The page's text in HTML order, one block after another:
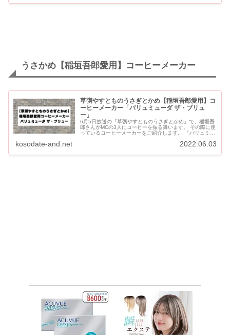
うさかめ【稲垣吾郎愛用】コーヒーメーカー
草彅やすとものうさぎとかめ【稲垣吾郎愛用】コ
ーヒーメーカー「バリュミューダ ザ・ブリュ
ー」
6月5日放送の『草彅やすとものうさぎとかめ』で、稲垣吾
郎さんがMCの3人にコーヒーを振る舞います。 その際に使
っているコーヒーメーカーをご紹介します。 「バリュミュ
kosodate-and.net 2022.06.03